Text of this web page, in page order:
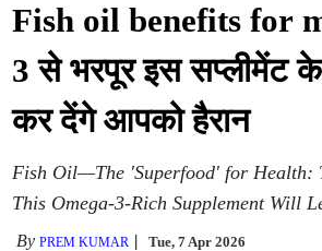
Fish oil benefits for
3 से भरपूर इस सप्लीमेंट
कर देंगे आपको हैरान
Fish Oil—The 'Superfood' for Health:
This Omega-3-Rich Supplement Will
ByPREM KUMAR Tue, 7 Apr 2026